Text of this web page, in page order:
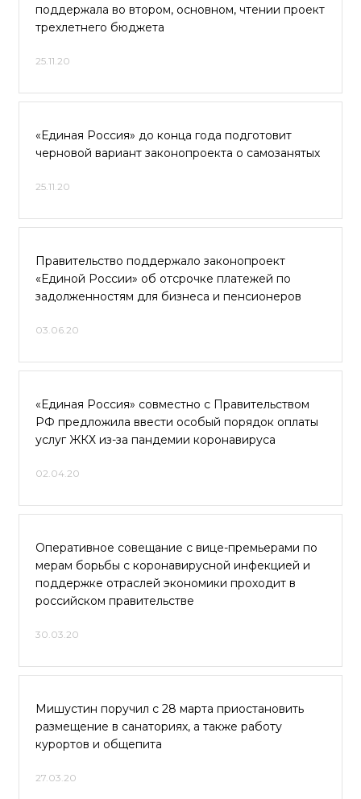
поддержала во втором, основном, чтении проект
трехлетнего бюджета
25.11.20
«Единая Россия» до конца года подготовит
черновой вариант законопроекта о самозанятых
25.11.20
Правительство поддержало законопроект
«Единой России» об отсрочке платежей по
задолженностям для бизнеса и пенсионеров
03.06.20
«Единая Россия» совместно с Правительством
РФ предложила ввести особый порядок оплаты
услуг ЖКХ из-за пандемии коронавируса
02.04.20
Оперативное совещание с вице-премьерами по
мерам борьбы с коронавирусной инфекцией и
поддержке отраслей экономики проходит в
российском правительстве
30.03.20
Мишустин поручил с 28 марта приостановить
размещение в санаториях, а также работу
курортов и общепита
27.03.20